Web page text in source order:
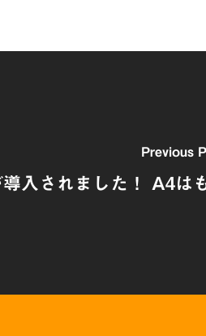
Previous
入されました！ A4は